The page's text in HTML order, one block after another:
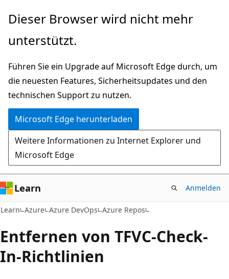
Zu
wechseln
Dieser Browser wird nicht mehr
unterstützt.
Führen Sie ein Upgrade auf Microsoft Edge durch, um
die neuesten Features, Sicherheitsupdates und den
technischen Support zu nutzen.
Microsoft Edge herunterladen
Weitere Informationen zu Internet Explorer und
Microsoft Edge
Learn Anmelden
Learn Azure Azure DevOps Azure Repos
Entfernen von TFVC-Check-
In-Richtlinien